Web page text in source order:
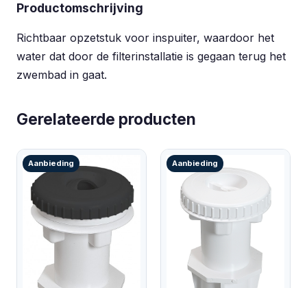
Productomschrijving
Richtbaar opzetstuk voor inspuiter, waardoor het
water dat door de filterinstallatie is gegaan terug het
zwembad in gaat.
Gerelateerde producten
Aanbieding Aanbieding